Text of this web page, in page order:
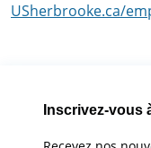
USherbrooke.ca/
Inscrivez-vous